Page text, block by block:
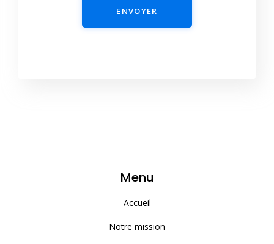
ENVOYER
Menu
Accueil
Notre mission